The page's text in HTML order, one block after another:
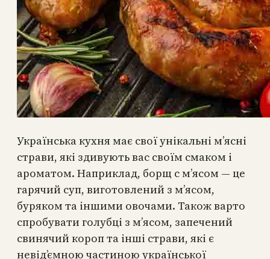
Українська кухня має свої унікальні м’ясні
страви, які здивують вас своїм смаком і
ароматом. Наприклад, борщ с м’ясом — це
гарячий суп, виготовлений з м’ясом,
буряком та іншими овочами. Також варто
спробувати голубці з м’ясом, запечений
свинячий короп та інші страви, які є
невід’ємною частиною української